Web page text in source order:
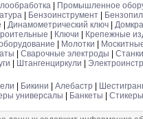
Промышленное
Бензоинструмент
Динамометрический ключ
Ключи
Крепежные
Молотки
Сварочные электроды
Станки
Штангенциркули
Бикини Алебастр
универсалы Банкеты Стикеры